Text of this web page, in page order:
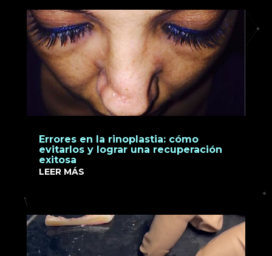
Errores en la rinoplastia: cómo
evitarlos y lograr una recuperación
exitosa
LEER MÁS